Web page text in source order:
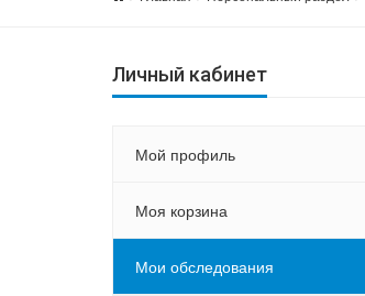
Личный кабинет
Мой профиль
Моя корзина
Мои обследования